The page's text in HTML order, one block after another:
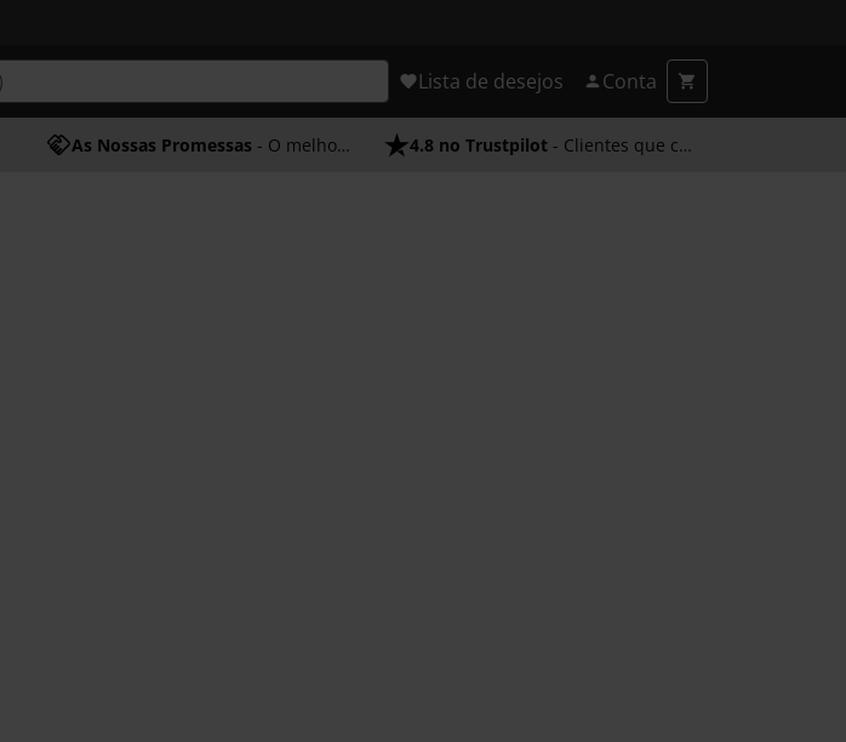
Lista de desejos Conta
As Nossas Promessas - O melhor atendimento 4.8 no Trustpilot - Clientes que confiam em nós